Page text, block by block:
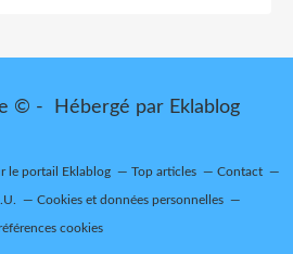
© - Hébergé par Eklablog
le portail Eklablog Top articles Contact
Cookies et données personnelles
cookies